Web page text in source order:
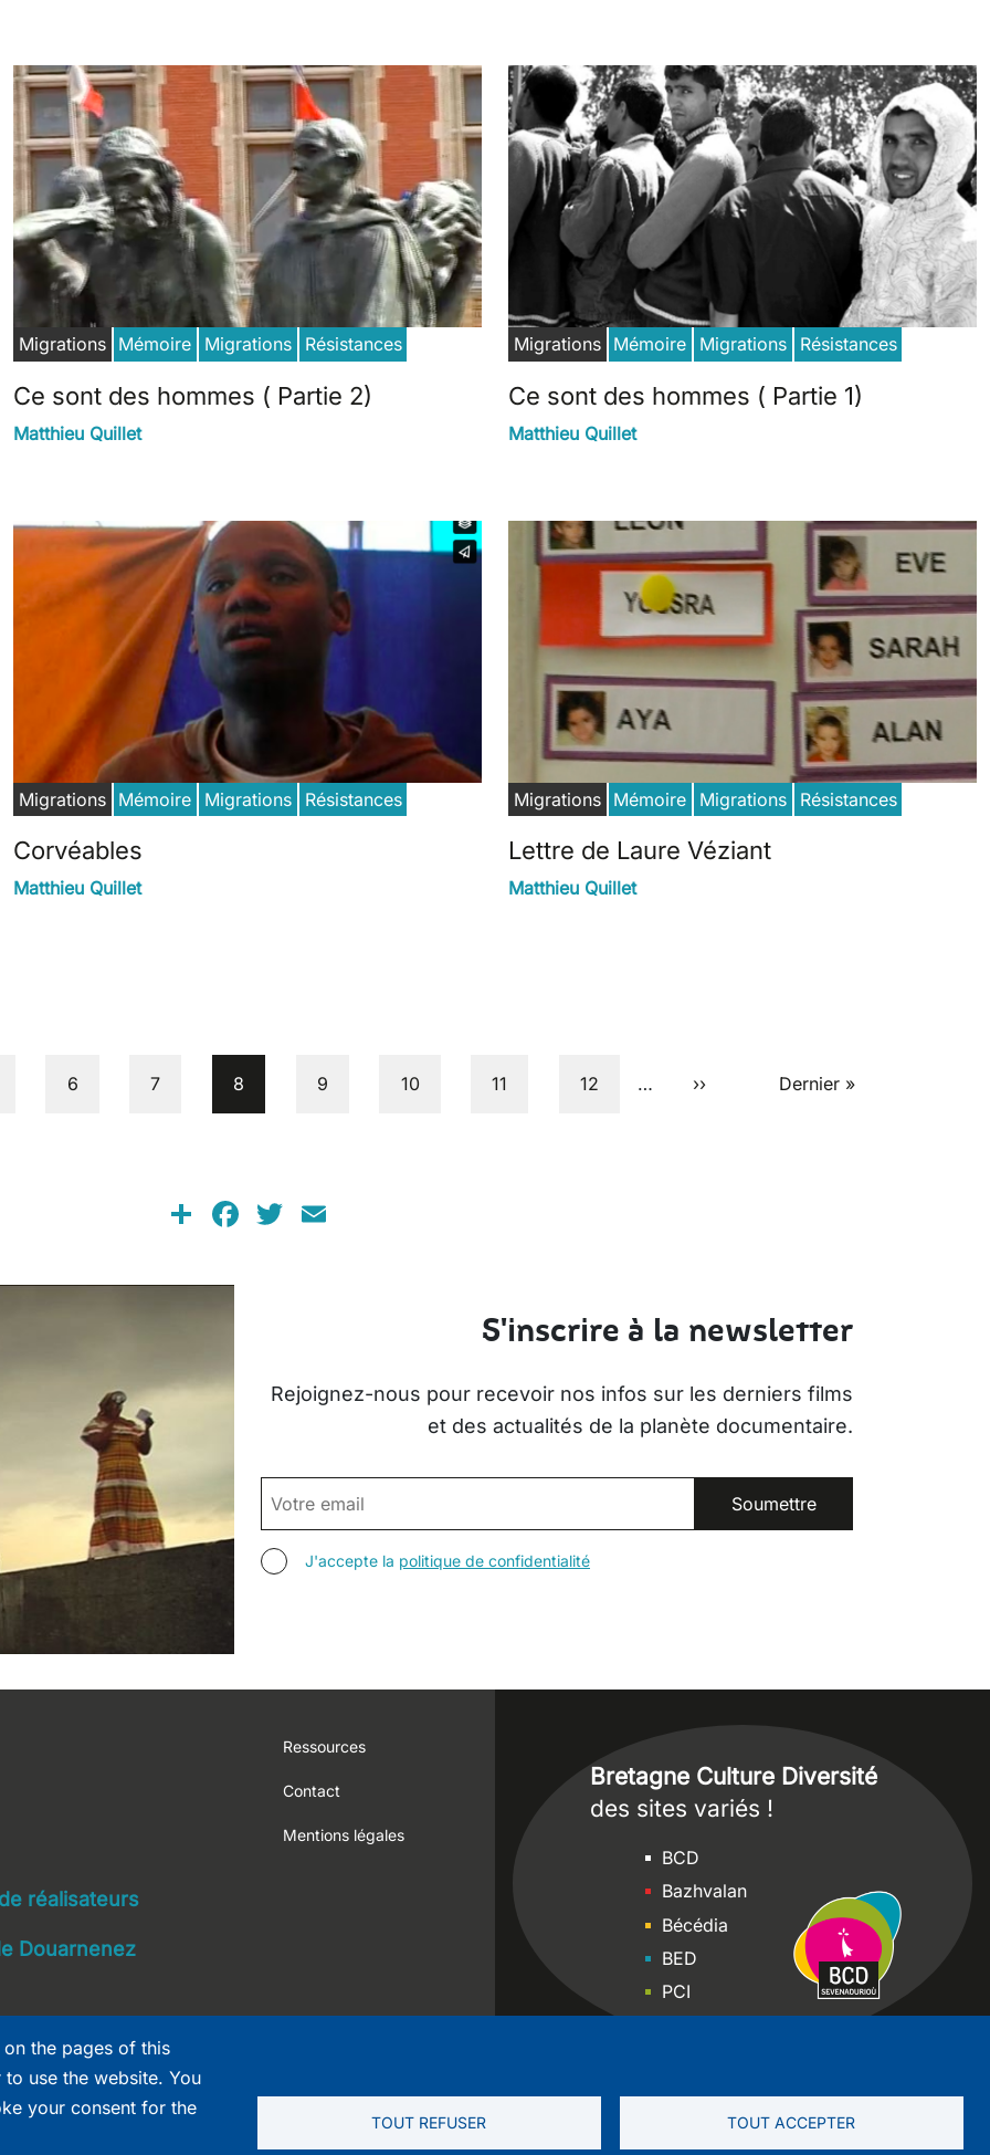
Migrations Mémoire Migrations Résistances
Ce sont des hommes ( Partie 2)
Matthieu Quillet
Migrations Mémoire Migrations Résistances
Ce sont des hommes ( Partie 1)
Matthieu Quillet
Migrations Mémoire Migrations Résistances
Corvéables
Matthieu Quillet
Migrations Mémoire Migrations Résistances
Lettre de Laure Véziant
Matthieu Quillet
Page
6 Page
7 Page courante
8 Page
9 Page
10 Page
11 Page
12 … Page suivante
›› Dernière page
Dernier »
ShareFacebook
Twitter
S'inscrire à la newsletter
Rejoignez-nous pour recevoir nos infos sur les derniers films
et des actualités de la planète documentaire.
EMAIL
AGREE TERMS
J'accepte la politique de confidentialité
réalisateurs
Douarnenez
Footer
Ressources
Contact
Mentions légales
Bretagne Culture Diversité
des sites variés !
SitesBCD
Bazhvalan
Bécédia
BED
PCI
the pages of this
use the website. You
your consent for the
TOUT REFUSER TOUT ACCEPTER